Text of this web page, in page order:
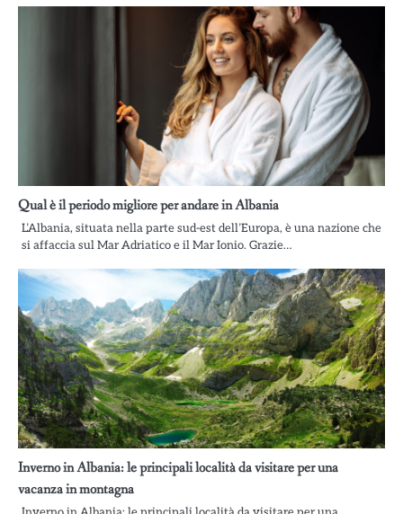
Qual è il periodo migliore per andare in Albania
L’Albania, situata nella parte sud-est dell’Europa, è una nazione che
si affaccia sul Mar Adriatico e il Mar Ionio. Grazie…
Inverno in Albania: le principali località da visitare per una
vacanza in montagna